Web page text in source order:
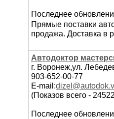
Последнее
Прямые поставки
продажа. Доставка в
Автодоктор
г. Воронеж,ул.
903-652-00-77
E-mail:
(Показов всего -
Последнее